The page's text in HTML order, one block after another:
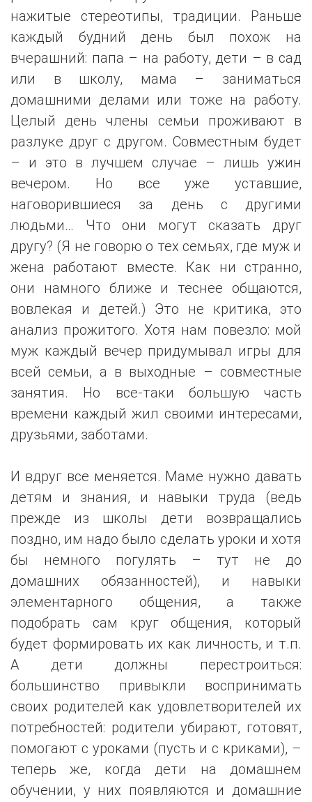
нажитые стереотипы, традиции. Раньше
каждый будний день был похож на
вчерашний: папа – на работу, дети – в сад
или в школу, мама – заниматься
домашними делами или тоже на работу.
Целый день члены семьи проживают в
разлуке друг с другом. Совместным будет
– и это в лучшем случае – лишь ужин
вечером. Но все уже уставшие,
наговорившиеся за день с другими
людьми… Что они могут сказать друг
другу? (Я не говорю о тех семьях, где муж и
жена работают вместе. Как ни странно,
они намного ближе и теснее общаются,
вовлекая и детей.) Это не критика, это
анализ прожитого. Хотя нам повезло: мой
муж каждый вечер придумывал игры для
всей семьи, а в выходные – совместные
занятия. Но все-таки большую часть
времени каждый жил своими интересами,
друзьями, заботами.
И вдруг все меняется. Маме нужно давать
детям и знания, и навыки труда (ведь
прежде из школы дети возвращались
поздно, им надо было сделать уроки и хотя
бы немного погулять – тут не до
домашних обязанностей), и навыки
элементарного общения, а также
подобрать сам круг общения, который
будет формировать их как личность, и т.п.
А дети должны перестроиться:
большинство привыкли воспринимать
своих родителей как удовлетворителей их
потребностей: родители убирают, готовят,
помогают с уроками (пусть и с криками), –
теперь же, когда дети на домашнем
обучении, у них появляются и домашние